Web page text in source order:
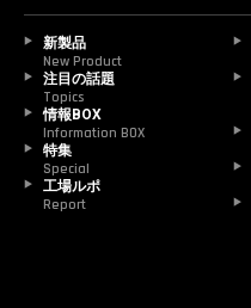
新製品
New Product
注目の話題
Topics
情報BOX
Information BOX
特集
Special
工場ルポ
Report